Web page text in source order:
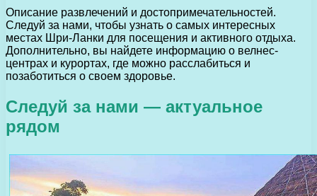
Описание развлечений и достопримечательностей.
Следуй за нами, чтобы узнать о самых интересных
местах Шри-Ланки для посещения и активного отдыха.
Дополнительно, вы найдете информацию о велнес-
центрах и курортах, где можно расслабиться и
позаботиться о своем здоровье.
Следуй за нами — актуальное
рядом